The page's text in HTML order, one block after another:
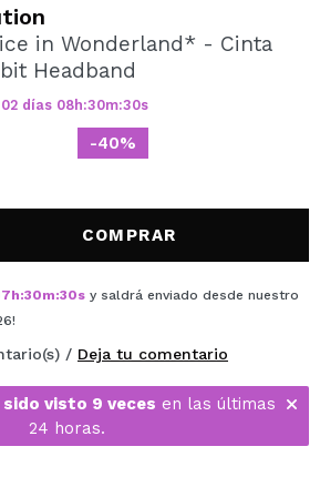
Maquillalia.com podrás realizar
revisar el estado de tus
in Wonderland* - Cinta
Headband
02 días 08h:30m:30s
-40%
COMPRAR
h:30m:30s y saldrá enviado desde nuestro
!
/ Deja tu comentario
sido visto 9 veces en las últimas
24 horas.